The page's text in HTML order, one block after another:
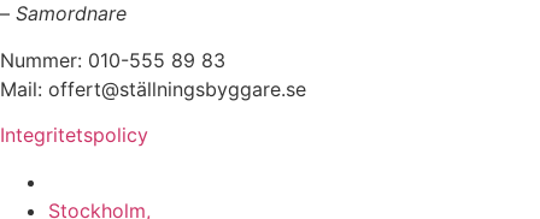
– Samordnare
Nummer: 010-555 89 83
Mail: offert@ställningsbyggare.se
Integritetspolicy
Stockholm,